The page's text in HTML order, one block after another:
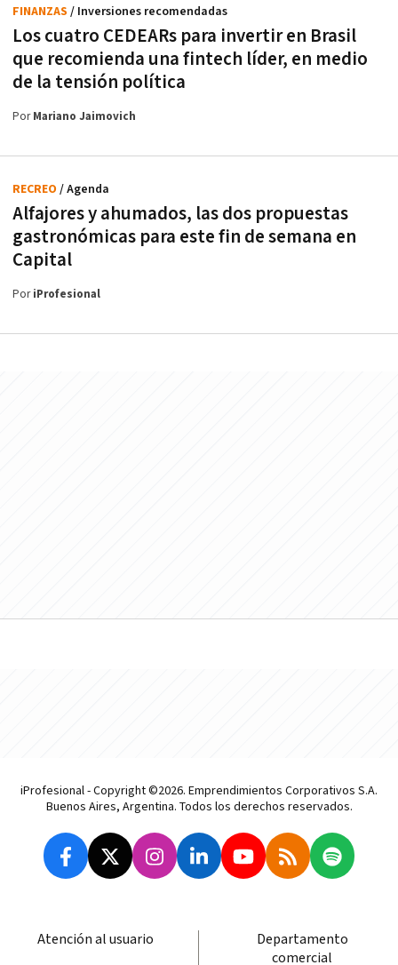
Los cuatro CEDEARs para invertir en Brasil
que recomienda una fintech líder, en medio
de la tensión política
FINANZAS / Inversiones recomendadas
PorMariano Jaimovich
Alfajores y ahumados, las dos propuestas
gastronómicas para este fin de semana en
Capital
RECREO / Agenda
PoriProfesional
iProfesional - Copyright ©2026. Emprendimientos Corporativos S.A.
Buenos Aires, Argentina. Todos los derechos reservados.
Atención al usuario
Departamento
comercial